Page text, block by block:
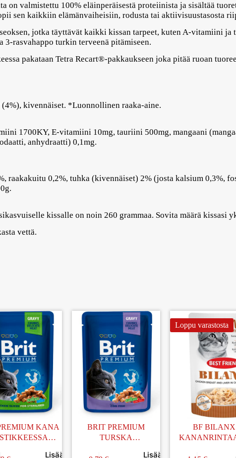
on valmistettu 100% eläinperäisestä proteiinista ja sisältää
sen kaikkiin elämänvaiheisiin, rodusta tai aktiivisuustasosta
jotka täyttävät kaikki kissan tarpeet, kuten A-vitamiini
3-rasvahappo turkin terveenä pitämiseen.
pakataan Tetra Recart®-pakkaukseen joka pitää ruoan
kivennäiset. *Luonnollinen raaka-aine.
1700KY, E-vitamiini 10mg, tauriini 500mg, mangaani
anhydraatti) 0,1mg.
raakakuitu 0,2%, tuhka (kivennäiset) 2% (josta kalsium 0,3%,
kissalle on noin 260 grammaa. Sovita määrä kissasi
vettä.
KANA
Lisää
BRIT PREMIUM
TURSKA
Lisää
Loppu varastosta
BF BILANX